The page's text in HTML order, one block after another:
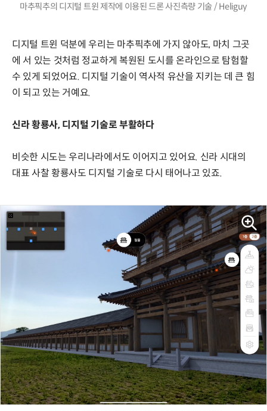
마추픽추의 디지털 트윈 제작에 이용된 드론 사진측량 기술 / Heliguy
디지털 트윈 덕분에 우리는 마추픽추에 가지 않아도, 마치 그곳
에 서 있는 것처럼 정교하게 복원된 도시를 온라인으로 탐험할
수 있게 되었어요. 디지털 기술이 역사적 유산을 지키는 데 큰 힘
이 되고 있는 거예요.
신라 황룡사, 디지털 기술로 부활하다
비슷한 시도는 우리나라에서도 이어지고 있어요. 신라 시대의
대표 사찰 황룡사도 디지털 기술로 다시 태어나고 있죠.